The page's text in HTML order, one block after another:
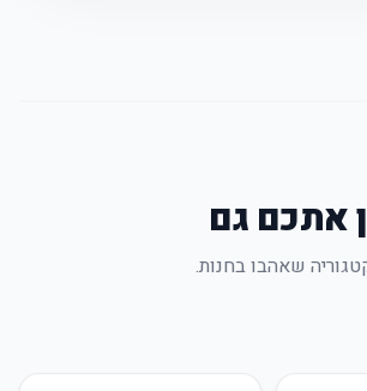
אתכם גם
שאהבו בחנות.